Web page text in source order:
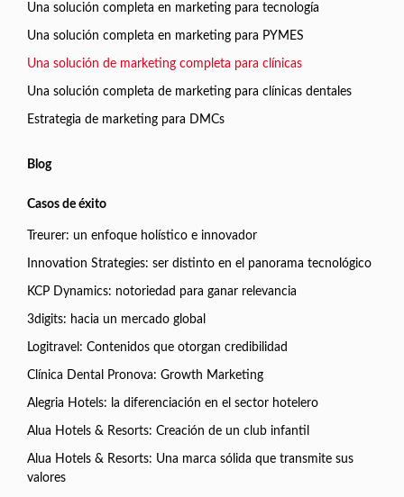
Una solución completa en marketing para tecnología
Una solución completa en marketing para PYMES
Una solución de marketing completa para clínicas
Una solución completa de marketing para clínicas dentales
Estrategia de marketing para DMCs
Blog
Casos de éxito
Treurer: un enfoque holístico e innovador
Innovation Strategies: ser distinto en el panorama tecnológico
KCP Dynamics: notoriedad para ganar relevancia
3digits: hacia un mercado global
Logitravel: Contenidos que otorgan credibilidad
Clínica Dental Pronova: Growth Marketing
Alegria Hotels: la diferenciación en el sector hotelero
Alua Hotels & Resorts: Creación de un club infantil
Alua Hotels & Resorts: Una marca sólida que transmite sus
valores